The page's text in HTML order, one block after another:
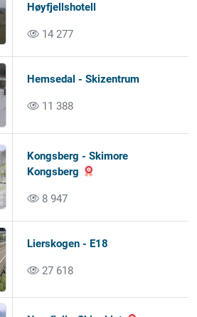
Høyfjellshotell
14 277
Hemsedal - Skizentrum
11 388
Kongsberg - Skimore
Kongsberg
8 947
Lierskogen - E18
27 618